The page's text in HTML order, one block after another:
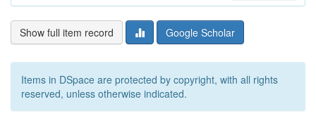
Show full item record Google Scholar
Items in DSpace are protected by copyright, with all rights
reserved, unless otherwise indicated.